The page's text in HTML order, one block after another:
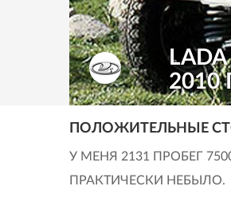
2010
ПОЛОЖИТЕЛЬНЫЕ
У МЕНЯ 2131 ПРОБЕГ
ПРАКТИЧЕСКИ НЕБЫЛО.